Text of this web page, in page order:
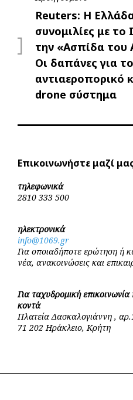
άρθρων
Προηγούμενο
Reuters: Η
συνομιλίες με το
την «Ασπίδα του
Οι δαπάνες για το
αντιαεροπορικό
drone σύστημα
Επικοινωνήστε μαζί
τηλεφωνικά
2810 333 500
ηλεκτρονικά
info@1069.gr
Για οποιαδήποτε ερώτηση ή
νέα, ανακοινώσεις και
Για ταχυδρομική
κοντά
Πλατεία Δασκαλογιάννη ,
71 202 Ηράκλειο, Κρήτη